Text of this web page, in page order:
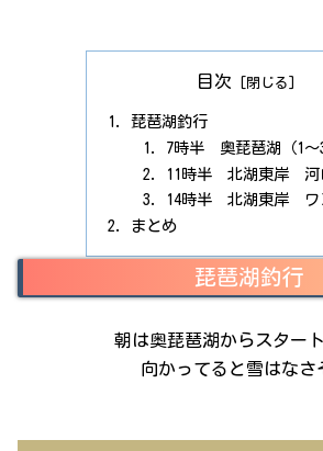
目次
琵琶湖釣行
7時半 奥琵琶湖（1～3
11時半 北湖東岸 河
14時半 北湖東岸 ワ
まとめ
琵琶湖釣行
朝は奥琵琶湖からスター
向かってると雪はなさ